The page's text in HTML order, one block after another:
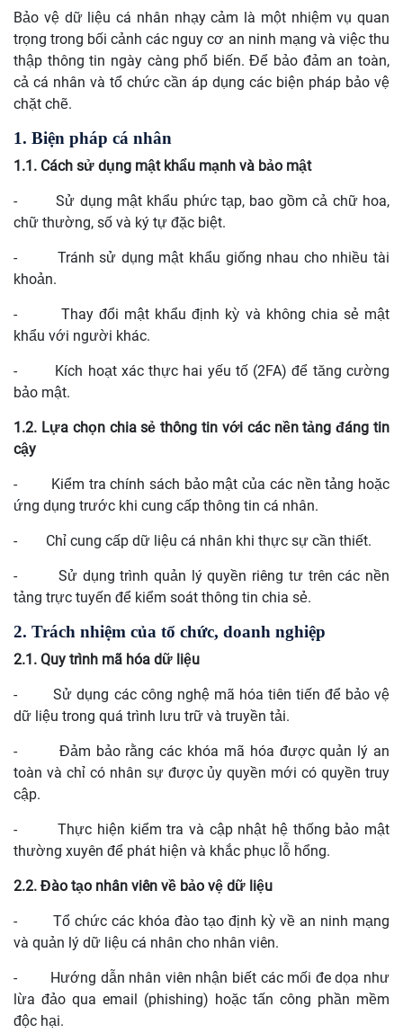
Bảo vệ dữ liệu cá nhân nhạy cảm là một nhiệm vụ quan
trọng trong bối cảnh các nguy cơ an ninh mạng và việc thu
thập thông tin ngày càng phổ biến. Để bảo đảm an toàn,
cả cá nhân và tổ chức cần áp dụng các biện pháp bảo vệ
chặt chẽ.
1. Biện pháp cá nhân
1.1. Cách sử dụng mật khẩu mạnh và bảo mật
-Sử dụng mật khẩu phức tạp, bao gồm cả chữ hoa,
chữ thường, số và ký tự đặc biệt.
- Tránh sử dụng mật khẩu giống nhau cho nhiều tài
khoản.
- Thay đổi mật khẩu định kỳ và không chia sẻ mật
khẩu với người khác.
- Kích hoạt xác thực hai yếu tố (2FA) để tăng cường
bảo mật.
1.2. Lựa chọn chia sẻ thông tin với các nền tảng đáng tin
cậy
- Kiểm tra chính sách bảo mật của các nền tảng hoặc
ứng dụng trước khi cung cấp thông tin cá nhân.
- Chỉ cung cấp dữ liệu cá nhân khi thực sự cần thiết.
- Sử dụng trình quản lý quyền riêng tư trên các nền
tảng trực tuyến để kiểm soát thông tin chia sẻ.
2. Trách nhiệm của tổ chức, doanh nghiệp
2.1. Quy trình mã hóa dữ liệu
-Sử dụng các công nghệ mã hóa tiên tiến để bảo vệ
dữ liệu trong quá trình lưu trữ và truyền tải.
- Đảm bảo rằng các khóa mã hóa được quản lý an
toàn và chỉ có nhân sự được ủy quyền mới có quyền truy
cập.
-Thực hiện kiểm tra và cập nhật hệ thống bảo mật
thường xuyên để phát hiện và khắc phục lỗ hổng.
2.2. Đào tạo nhân viên về bảo vệ dữ liệu
- Tổ chức các khóa đào tạo định kỳ về an ninh mạng
và quản lý dữ liệu cá nhân cho nhân viên.
- Hướng dẫn nhân viên nhận biết các mối đe dọa như
lừa đảo qua email (phishing) hoặc tấn công phần mềm
độc hại.